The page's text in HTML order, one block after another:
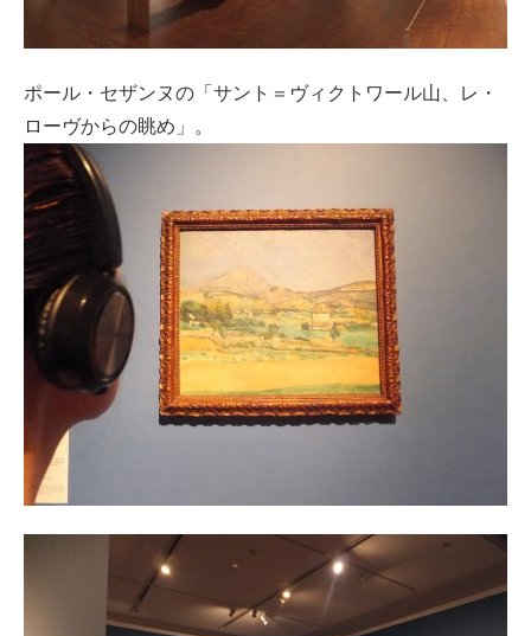
ポール・セザンヌの「サント＝ヴィクトワール山、レ・
ローヴからの眺め」。